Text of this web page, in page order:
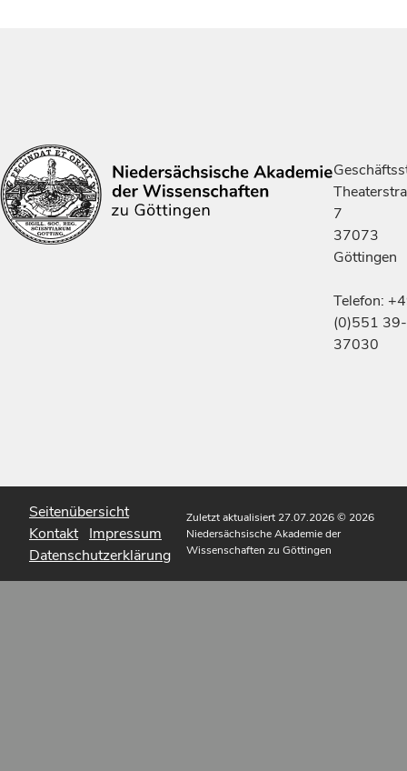
7
37073
Göttingen
Telefon:
(0)551 39-
37030
Seitenübersicht
Kontakt Impressum
Datenschutzerklärung
Zuletzt aktualisiert 27.07.2026© 2026
Niedersächsische Akademie der
Wissenschaften zu Göttingen